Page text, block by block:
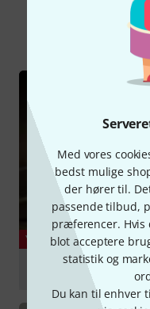
Med vores
bedst mulige
der hører til.
passende tilbud,
præferencer. Hvis
blot acceptere
statistik og
Du kan til enhver
Alle
YOUTUBE
George Kollias:
afspille